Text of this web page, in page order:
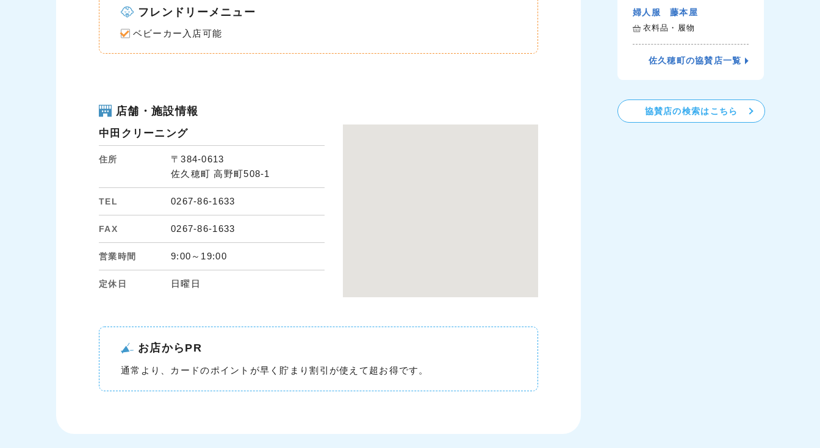
フレンドリーメニュー
ベビーカー入店可能
店舗・施設情報
中田クリーニング
住所
〒384-0613
佐久穂町 高野町508-1
TEL 0267-86-1633
FAX 0267-86-1633
営業時間 9:00～19:00
定休日 日曜日
お店からPR
通常より、カードのポイントが早く貯まり割引が使えて超お得です。
婦人服 藤本屋
衣料品・履物
佐久穂町の協賛店一覧
協賛店の検索はこちら